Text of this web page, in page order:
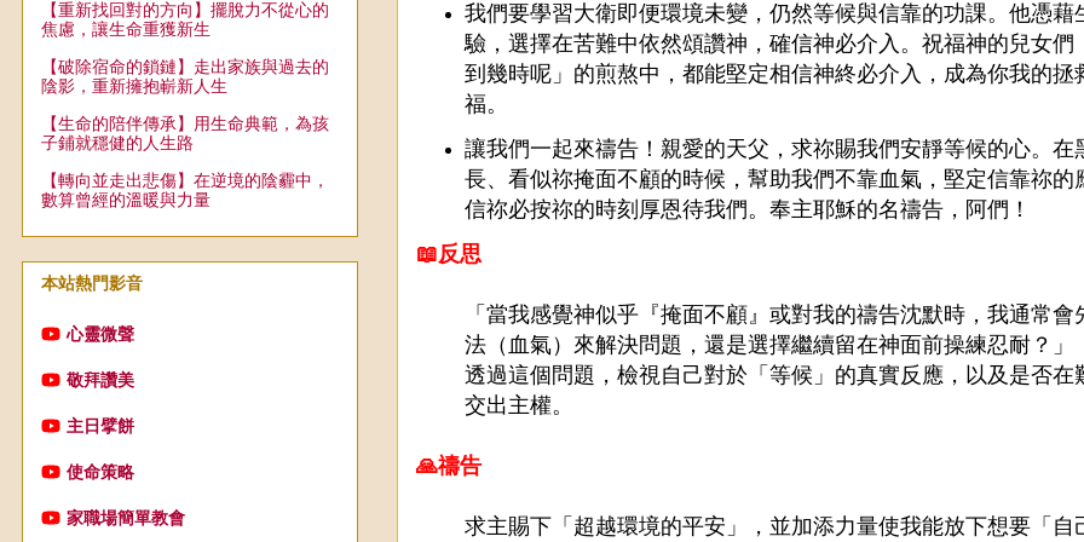
我們要學習大衛即便環境未變，仍然等候與信靠的功課。他憑藉
驗，選擇在苦難中依然頌讚神，確信神必介入。祝福神的兒女們
到幾時呢」的煎熬中，都能堅定相信神終必介入，成為你我的拯
福。
讓我們一起來禱告！親愛的天父，求祢賜我們安靜等候的心。在
長、看似祢掩面不顧的時候，幫助我們不靠血氣，堅定信靠祢的
信祢必按祢的時刻厚恩待我們。奉主耶穌的名禱告，阿們！
📖反思
「當我感覺神似乎『掩面不顧』或對我的禱告沈默時，我通常會
法（血氣）來解決問題，還是選擇繼續留在神面前操練忍耐？」
透過這個問題，檢視自己對於「等候」的真實反應，以及是否在
交出主權。
🙏禱告
求主賜下「超越環境的平安」，並加添力量使我能放下想要「自
【重新找回對的方向】擺脫力不從心的
焦慮，讓生命重獲新生
【破除宿命的鎖鏈】走出家族與過去的
陰影，重新擁抱嶄新人生
【生命的陪伴傳承】用生命典範，為孩
子鋪就穩健的人生路
【轉向並走出悲傷】在逆境的陰霾中，
數算曾經的溫暖與力量
本站熱門影音
心靈微聲
敬拜讚美
主日擘餅
使命策略
家職場簡單教會